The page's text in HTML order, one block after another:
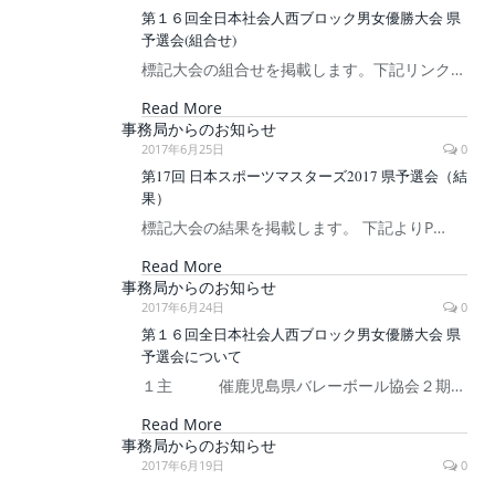
第１６回全日本社会人西ブロック男女優勝大会 県
予選会(組合せ)
標記大会の組合せを掲載します。下記リンク…
Read More
事務局からのお知らせ
2017年6月25日 0
第17回 日本スポーツマスターズ2017 県予選会（結
果）
標記大会の結果を掲載します。 下記よりP…
Read More
事務局からのお知らせ
2017年6月24日 0
第１６回全日本社会人西ブロック男女優勝大会 県
予選会について
１主 催鹿児島県バレーボール協会２期…
Read More
事務局からのお知らせ
2017年6月19日 0